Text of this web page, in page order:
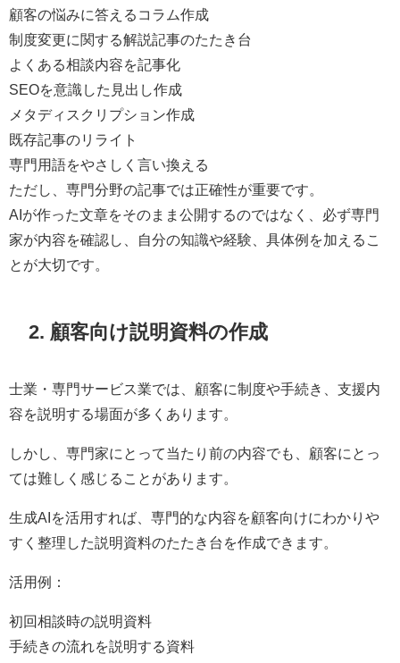
顧客の悩みに答えるコラム作成
制度変更に関する解説記事のたたき台
よくある相談内容を記事化
SEOを意識した見出し作成
メタディスクリプション作成
既存記事のリライト
専門用語をやさしく言い換える
ただし、専門分野の記事では正確性が重要です。
AIが作った文章をそのまま公開するのではなく、必ず専門
家が内容を確認し、自分の知識や経験、具体例を加えるこ
とが大切です。
2. 顧客向け説明資料の作成
士業・専門サービス業では、顧客に制度や手続き、支援内
容を説明する場面が多くあります。
しかし、専門家にとって当たり前の内容でも、顧客にとっ
ては難しく感じることがあります。
生成AIを活用すれば、専門的な内容を顧客向けにわかりや
すく整理した説明資料のたたき台を作成できます。
活用例：
初回相談時の説明資料
手続きの流れを説明する資料